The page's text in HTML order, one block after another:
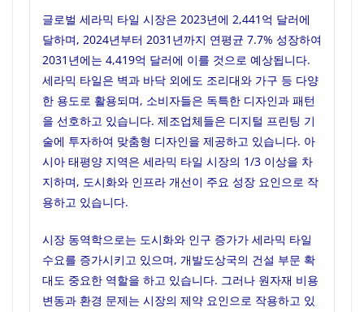
글로벌 세라믹 타일 시장은 2023년에 2,441억 달러에
달하며, 2024년부터 2031년까지 연평균 7.7% 성장하여
2031년에는 4,419억 달러에 이를 것으로 예상됩니다.
세라믹 타일은 벽과 바닥 외에도 조리대와 가구 등 다양
한 용도로 활용되며, 소비자들은 독특한 디자인과 패턴
을 선호하고 있습니다. 제조업체들은 디지털 프린팅 기
술에 투자하여 맞춤형 디자인을 제공하고 있습니다. 아
시아 태평양 지역은 세라믹 타일 시장의 1/3 이상을 차
지하며, 도시화와 인프라 개선이 주요 성장 요인으로 작
용하고 있습니다.
시장 동역학으로는 도시화와 인구 증가가 세라믹 타일
수요를 증가시키고 있으며, 개발도상국의 건설 부문 확
대도 중요한 역할을 하고 있습니다. 그러나 원자재 비용
변동과 환경 문제는 시장의 제약 요인으로 작용하고 있